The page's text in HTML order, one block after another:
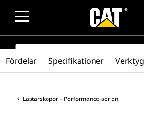
SEARCH
Lastarskopor – Performance-serien
Fördelar Specifikationer Verktyg